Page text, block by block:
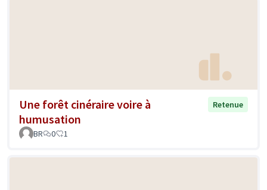
Une forêt cinéraire voire à
humusation
Retenue
BR 0 1